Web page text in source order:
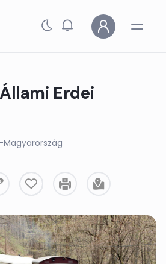
Erdei
Magyarország